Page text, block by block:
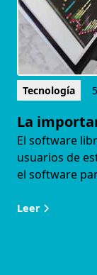
Tecnología
La
El software
usuarios de
el software
Leer